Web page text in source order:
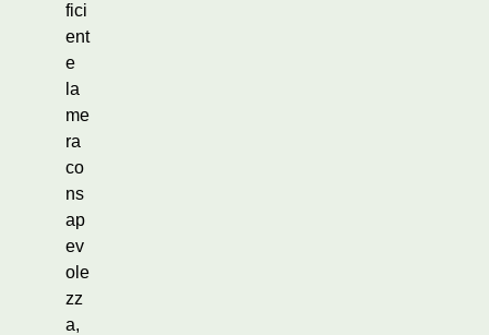
fici
ent
e
la
me
ra
co
ns
ap
ev
ole
zz
a,